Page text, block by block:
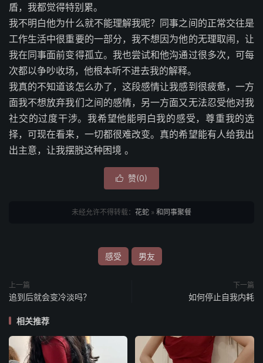
盾，我都觉得特别累。
我不明白他为什么就不能理解我呢？同事之间的正常交往是
工作生活中很重要的一部分，我不想因为他的无理取闹，让
我在同事面前变得孤立。我也尝试和他沟通过很多次，可每
次都以争吵收场，他根本听不进去我的解释。
我真的不知道该怎么办了，这段感情让我感到很疲惫，一方
面我不想放弃我们之间的感情，另一方面又无法忍受他对我
社交的过度干涉。我希望他能明白我的感受，尊重我的选
择，可现在看来，一切都很难改变。真的希望能有人给我出
出主意，让我摆脱这种困境 。
 赞(0)
未经允许不得转载： 花蛇 » 和同事聚餐
感受 男友
上一篇
追到后就会变冷淡吗？
下一篇
如何停止自我内耗
相关推荐